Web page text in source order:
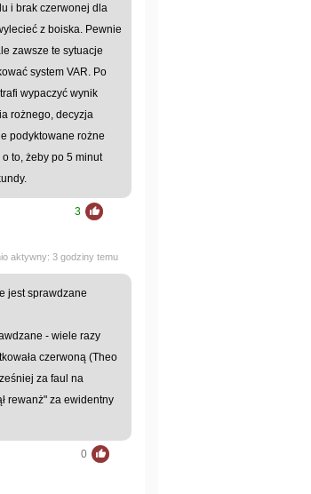
i brak czerwonej dla
z boiska. Pewnie
zawsze te sytuacje
system VAR. Po
wypaczyć wynik
rożnego, decyzja
podyktowane rożne
to, żeby po 5 minut
3
aktywny: 3 godziny temu
jest sprawdzane
- wiele razy
czerwoną (Theo
za faul na
rewanż" za ewidentny
0